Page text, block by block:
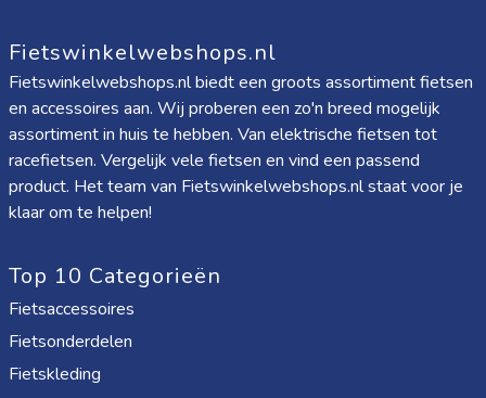
Fietswinkelwebshops.nl
Fietswinkelwebshops.nl biedt een groots assortiment fietsen
en accessoires aan. Wij proberen een zo'n breed mogelijk
assortiment in huis te hebben. Van elektrische fietsen tot
racefietsen. Vergelijk vele fietsen en vind een passend
product. Het team van Fietswinkelwebshops.nl staat voor je
klaar om te helpen!
Top 10 Categorieën
Fietsaccessoires
Fietsonderdelen
Fietskleding